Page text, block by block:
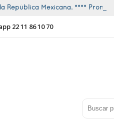
República Mexicana. ****
22 11 86 10 70